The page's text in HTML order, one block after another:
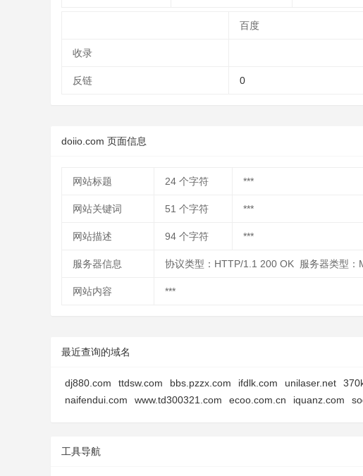
百度
收录
反链 0
doiio.com 页面信息
网站标题 24 个字符 ***
网站关键词 51 个字符 ***
网站描述 94 个字符 ***
服务器信息 协议类型：HTTP/1.1 200 OK 服务器类型：
网站内容 ***
最近查询的域名
dj880.com ttdsw.com bbs.pzzx.com ifdlk.com unilaser.net
naifendui.com
www.td300321.com ecoo.com.cn iquanz.com
工具导航